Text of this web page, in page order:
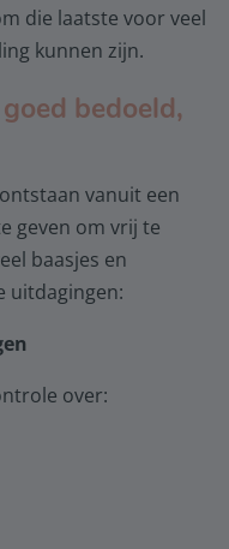
die laatste voor veel
kunnen zijn.
bedoeld,
vanuit een
geven om vrij te
baasjes en
uitdagingen:
over: